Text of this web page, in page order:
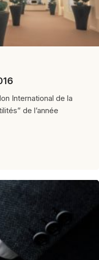
International de la
de l’année